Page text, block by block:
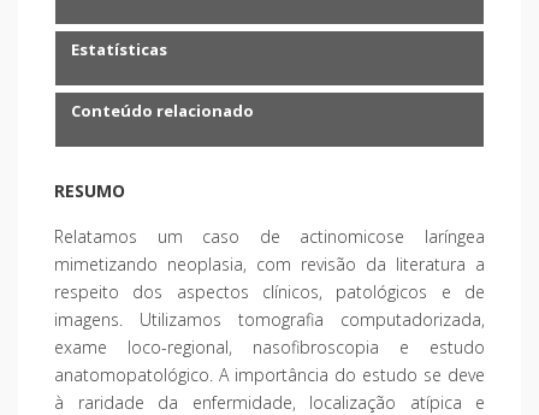
Estatísticas
Conteúdo relacionado
RESUMO
Relatamos um caso de actinomicose laríngea
mimetizando neoplasia, com revisão da literatura a
respeito dos aspectos clínicos, patológicos e de
imagens. Utilizamos tomografia computadorizada,
exame loco-regional, nasofibroscopia e estudo
anatomopatológico. A importância do estudo se deve
à raridade da enfermidade, localização atípica e